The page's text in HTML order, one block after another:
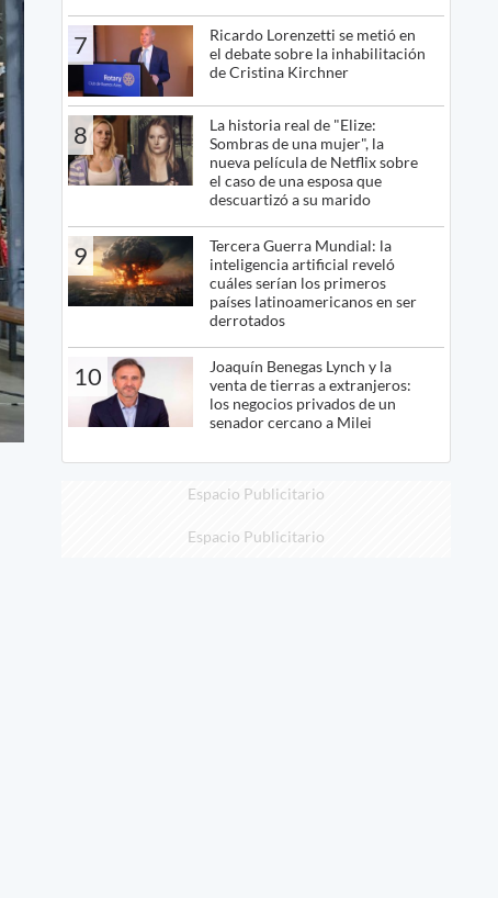
7
Ricardo Lorenzetti se metió en
el debate sobre la inhabilitación
de Cristina Kirchner
8
La historia real de "Elize:
Sombras de una mujer", la
nueva película de Netflix sobre
el caso de una esposa que
descuartizó a su marido
9
Tercera Guerra Mundial: la
inteligencia artificial reveló
cuáles serían los primeros
países latinoamericanos en ser
derrotados
10
Joaquín Benegas Lynch y la
venta de tierras a extranjeros:
los negocios privados de un
senador cercano a Milei
Espacio Publicitario
Espacio Publicitario